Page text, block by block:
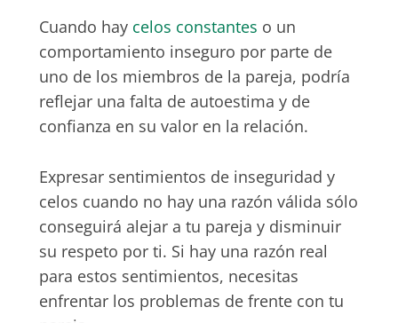
Cuando hay celos constantes o un
comportamiento inseguro por parte de
uno de los miembros de la pareja, podría
reflejar una falta de autoestima y de
confianza en su valor en la relación.
Expresar sentimientos de inseguridad y
celos cuando no hay una razón válida sólo
conseguirá alejar a tu pareja y disminuir
su respeto por ti. Si hay una razón real
para estos sentimientos, necesitas
enfrentar los problemas de frente con tu